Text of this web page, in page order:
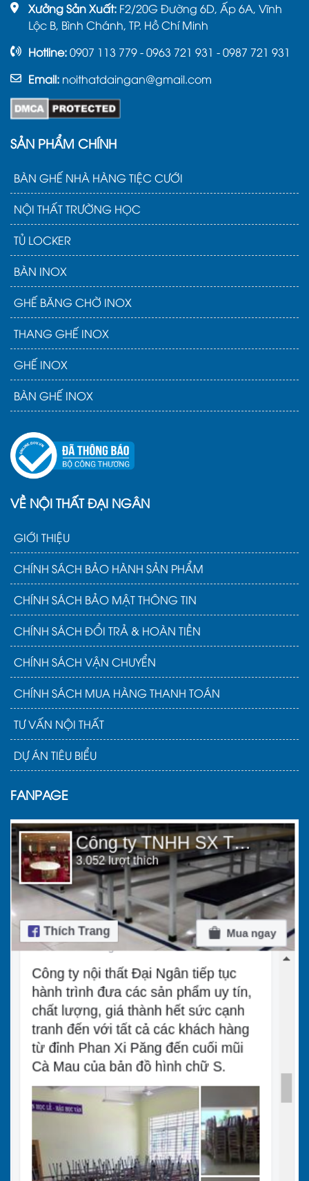
Xưởng Sản Xuất: F2/20G Đường 6D, Ấp 6A, Vĩnh
Lộc B, Bình Chánh, TP. Hồ Chí Minh
Hotline:0907 113 779 - 0963 721 931 - 0987 721 931
Email: noithatdaingan@gmail.com
SẢN PHẨM CHÍNH
BÀN GHẾ NHÀ HÀNG TIỆC CƯỚI
NỘI THẤT TRƯỜNG HỌC
TỦ LOCKER
BÀN INOX
GHẾ BĂNG CHỜ INOX
THANG GHẾ INOX
GHẾ INOX
BÀN GHẾ INOX
VỀ NỘI THẤT ĐẠI NGÂN
GIỚI THIỆU
CHÍNH SÁCH BẢO HÀNH SẢN PHẨM
CHÍNH SÁCH BẢO MẬT THÔNG TIN
CHÍNH SÁCH ĐỔI TRẢ & HOÀN TIỀN
CHÍNH SÁCH VẬN CHUYỂN
CHÍNH SÁCH MUA HÀNG THANH TOÁN
TƯ VẤN NỘI THẤT
DỰ ÁN TIÊU BIỂU
FANPAGE